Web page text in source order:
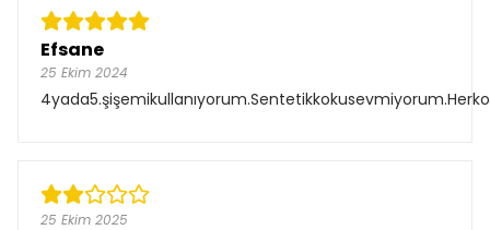
Efsane
25 Ekim 2024
25 Ekim 2025